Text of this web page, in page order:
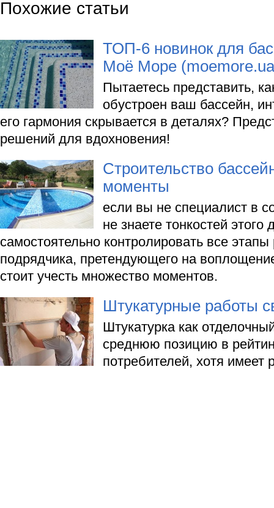
Похожие статьи
ТОП-6 новинок для
Моё Море
Пытаетесь представить,
обустроен ваш бассейн,
его гармония скрывается в деталях?
решений для вдохновения!
Строительство
моменты
если вы не специалист в
не знаете тонкостей
самостоятельно контролировать все
подрядчика, претендующего на
стоит учесть множество моментов.
Штукатурные работы
Штукатурка как
среднюю позицию в
потребителей, хотя имеет